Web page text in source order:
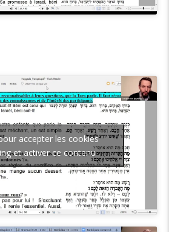
accepter les cookies
et activer ce contenu